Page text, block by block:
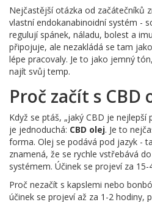
Nejčastější otázka od začátečníků
vlastní endokanabinoidní systém -
regulují spánek, náladu, bolest a
připojuje, ale nezakládá se tam
lépe pracovaly. Je to jako jemný
najít svůj temp.
Proč začít s CBD
Když se ptáš, „jaký CBD je nejlepší
je jednoduchá: CBD olej. Je to
forma. Olej se podává pod jazyk -
znamená, že se rychle vstřebává
systémem. Účinek se projeví za
Proč nezačít s kapslemi nebo
účinek se projeví až za 1-2 hodiny,